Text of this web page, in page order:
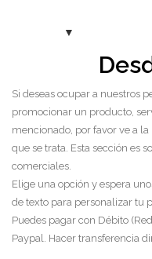
Si deseas ocupar a nuestros
promocionar un producto,
mencionado, por favor ve a
que se trata. Esta sección es
comerciales.
Elige una opción y espera
de texto para personalizar tu
Puedes pagar con Débito
Paypal. Hacer transferencia